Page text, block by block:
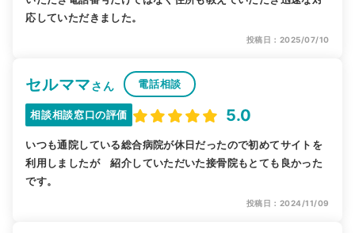
応していただきました。
投稿日：2025/07/10
セルママさん 電話相談
相談相談窓口の評価 5.0
いつも通院している総合病院が休日だったので初めてサイトを
利用しましたが 紹介していただいた接骨院もとても良かった
です。
投稿日：2024/11/09